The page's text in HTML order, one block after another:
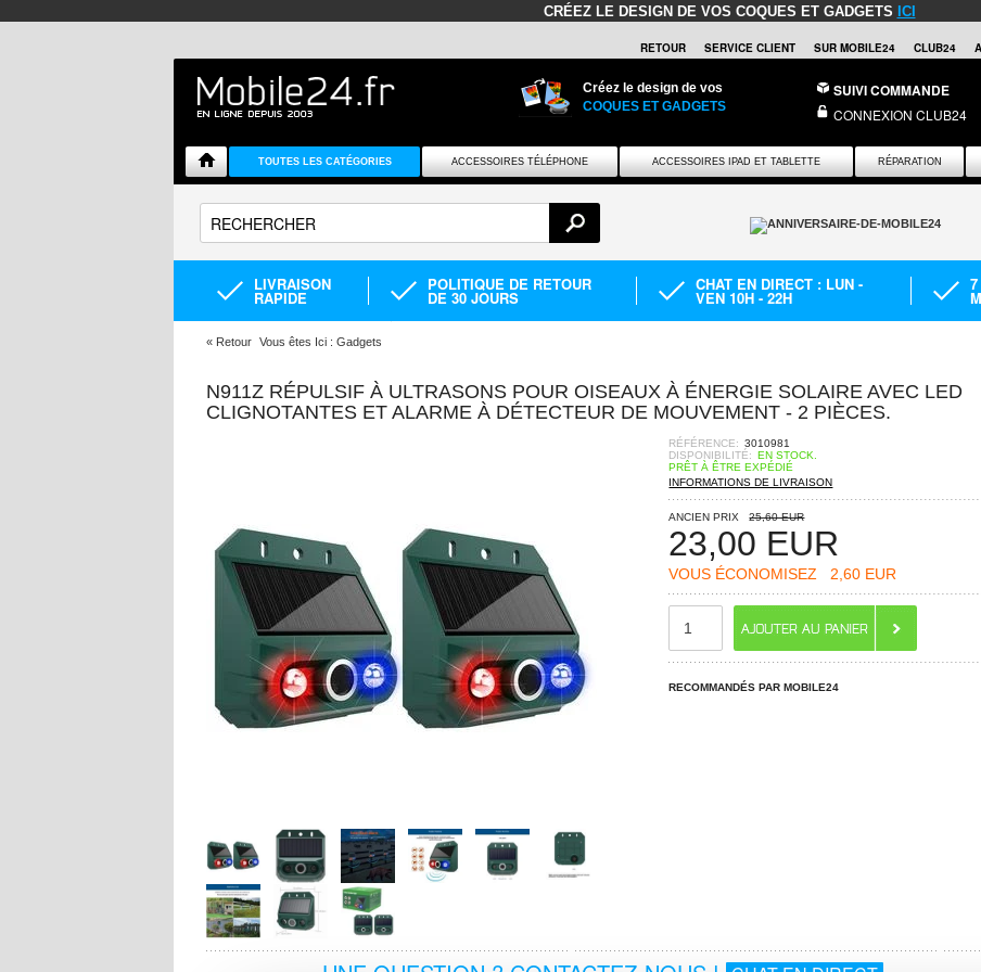
CRÉEZ LE DESIGN DE VOS COQUES ET GADGETS ICI
RETOUR SERVICE CLIENT SUR MOBILE24 CLUB24
Créez le design de vos
COQUES ET GADGETS
SUIVI COMMANDE
CONNEXION CLUB24
TOUTES LES CATÉGORIES ACCESSOIRES TÉLÉPHONE ACCESSOIRES IPAD ET TABLETTE RÉPARATION
LIVRAISON
RAPIDE
POLITIQUE DE RETOUR
DE 30 JOURS
CHAT EN DIRECT : LUN -
VEN 10H - 22H
« Retour Vous êtes Ici : Gadgets
N911Z RÉPULSIF À ULTRASONS POUR OISEAUX À ÉNERGIE SOLAIRE AVEC LED
CLIGNOTANTES ET ALARME À DÉTECTEUR DE MOUVEMENT - 2 PIÈCES.
RÉFÉRENCE: 3010981
DISPONIBILITÉ: EN STOCK.
PRÊT À ÊTRE EXPÉDIÉ
INFORMATIONS DE LIVRAISON
ANCIEN PRIX 25,60 EUR
23,00 EUR
VOUS ÉCONOMISEZ 2,60 EUR
RECOMMANDÉS PAR MOBILE24